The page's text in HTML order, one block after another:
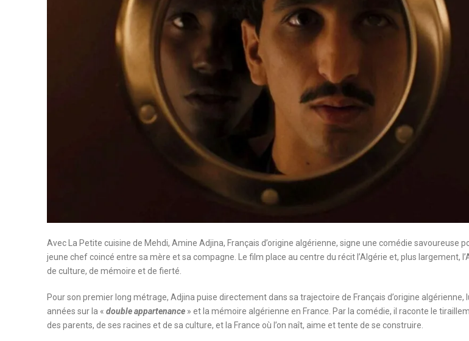
Avec La Petite cuisine de Mehdi, Amine Adjina, Français d’origine algérienne, signe une comédie savoureuse
jeune chef coincé entre sa mère et sa compagne. Le film place au centre du récit l’Algérie et, plus largement,
de culture, de mémoire et de fierté.
Pour son premier long métrage, Adjina puise directement dans sa trajectoire de Français d’origine algérienne,
années sur la « double appartenance » et la mémoire algérienne en France. Par la comédie, il raconte le
des parents, de ses racines et de sa culture, et la France où l’on naît, aime et tente de se construire.